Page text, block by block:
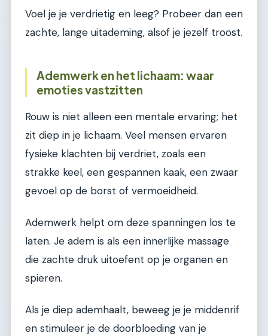
Voel je je verdrietig en leeg? Probeer dan een
zachte, lange uitademing, alsof je jezelf troost.
Ademwerk en het lichaam: waar
emoties vastzitten
Rouw is niet alleen een mentale ervaring; het
zit diep in je lichaam. Veel mensen ervaren
fysieke klachten bij verdriet, zoals een
strakke keel, een gespannen kaak, een zwaar
gevoel op de borst of vermoeidheid.
Ademwerk helpt om deze spanningen los te
laten. Je adem is als een innerlijke massage
die zachte druk uitoefent op je organen en
spieren.
Als je diep ademhaalt, beweeg je je middenrif
en stimuleer je de doorbloeding van je